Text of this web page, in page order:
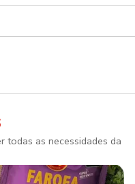
todas as necessidades da